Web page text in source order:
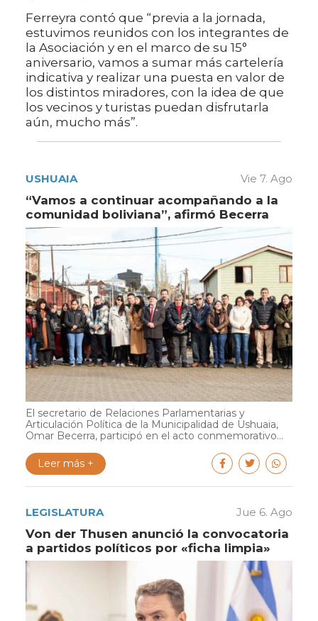
Ferreyra contó que “previa a la jornada,
estuvimos reunidos con los integrantes de
la Asociación y en el marco de su 15°
aniversario, vamos a sumar más cartelería
indicativa y realizar una puesta en valor de
los distintos miradores, con la idea de que
los vecinos y turistas puedan disfrutarla
aún, mucho más”.
USHUAIA Vie 7. Ago
“Vamos a continuar acompañando a la
comunidad boliviana”, afirmó Becerra
El secretario de Relaciones Parlamentarias y
Articulación Política de la Municipalidad de Ushuaia,
Omar Becerra, participó en el acto conmemorativo...
Leer más +
LEGISLATURA Jue 6. Ago
Von der Thusen anunció la convocatoria
a partidos políticos por «ficha limpia»